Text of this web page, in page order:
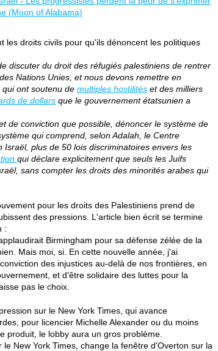
les droits civils pour qu'ils dénoncent les politiques
discuter du droit des réfugiés palestiniens de rentrer
Nations Unies, et nous devons remettre en
ont soutenu de multiples hostilités et des milliers
de dollars que le gouvernement étatsunien a
conviction que possible, dénoncer le système de
qui comprend, selon Adalah, le Centre
plus de 50 lois discriminatoires envers les
qui déclare explicitement que seuls les Juifs
sans compter les droits des minorités arabes qui
pour les droits des Palestiniens prend de
des pressions. L'article bien écrit se termine
:
Birmingham pour sa défense zélée de la
Mais moi, si. En cette nouvelle année, j'ai
des injustices au-delà de nos frontières, en
et d'être solidaire des luttes pour la
pas le choix.
sur le New York Times, qui avance
pour licencier Michelle Alexander ou du moins
produit, le lobby aura un gros problème.
New York Times, change la fenêtre d'Overton sur la